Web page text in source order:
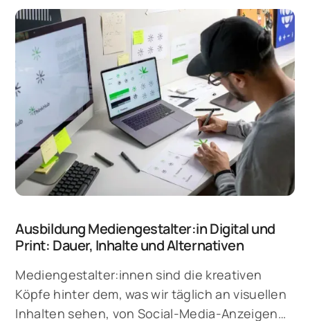
Einfluss auf die Nutzererfahrung mit einem
Produkt. Kein Wunder also, dass es mit dem UI
Designer mittlerweile ein eigenes Berufsfeld
gibt, das sich mit der Gestaltung intuitiver
Benutzeroberflächen befasst.
Ausbildung Mediengestalter:in Digital und
Print: Dauer, Inhalte und Alternativen
Mediengestalter:innen sind die kreativen
Köpfe hinter dem, was wir täglich an visuellen
Inhalten sehen, von Social-Media-Anzeigen